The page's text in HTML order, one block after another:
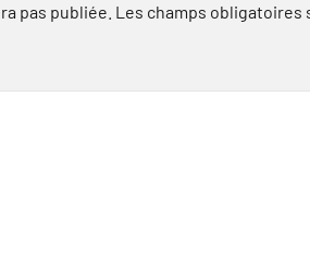
pas publiée. Les champs obligatoires